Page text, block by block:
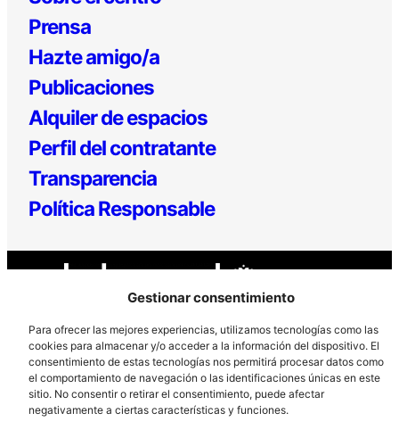
Gestionar consentimiento
Para ofrecer las mejores experiencias, utilizamos tecnologías como las
cookies para almacenar y/o acceder a la información del dispositivo. El
consentimiento de estas tecnologías nos permitirá procesar datos como
el comportamiento de navegación o las identificaciones únicas en este
sitio. No consentir o retirar el consentimiento, puede afectar
negativamente a ciertas características y funciones.
Prensa
Hazte amigo/a
Publicaciones
Alquiler de espacios
Perfil del contratante
Transparencia
Política Responsable
Los Prados, 121 – 33203 Gijón
985 185 577 – info@laboralcentrodearte.org
Contacto